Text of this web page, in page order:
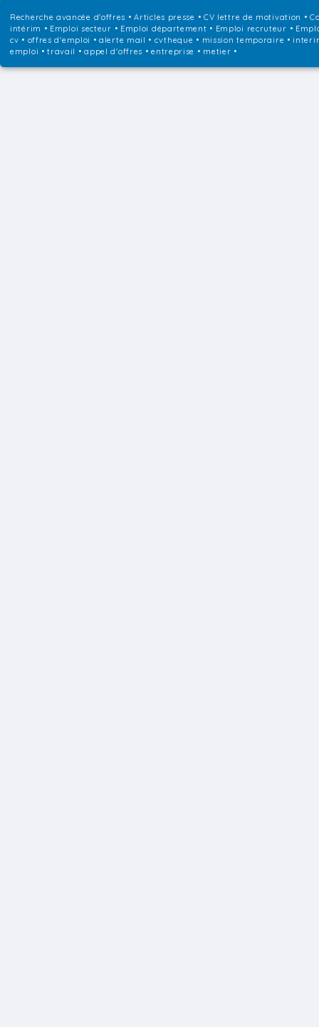
Recherche avancée d'offres •Articles presse • CV lettre de motivation •
intérim • Emploi secteur • Emploi département • Emploi recruteur •
cv • offres d'emploi • alerte mail • cvtheque • mission temporaire •
emploi • travail • appel d'offres • entreprise • metier •